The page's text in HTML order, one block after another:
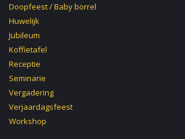
Doopfeest / Baby borrel
Huwelijk
Jubileum
Koffietafel
Receptie
Seminarie
Vergadering
Verjaardagsfeest
Workshop